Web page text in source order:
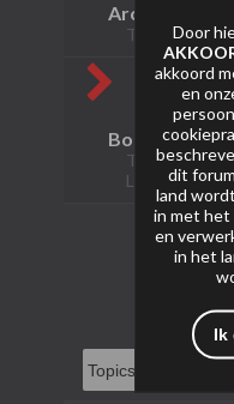
Archief
Topics: 0
Bonfireworks
Topics: 12
Laatste
Door
akkoord
en
dit
land
in met het
en
in het
Ik